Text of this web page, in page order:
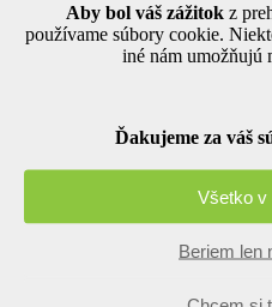
Aby bol váš zážitok z
používame súbory cookie.
iné nám umožňujú
Ďakujeme za váš
Všetko v
Beriem len
Kalibrátory teploty
Kalibrátory vlhkosti
Bezdrôtový validačný
Multifunkčné kalibrátory
Kalibračný software
Kalibračné služby
Validačný software
Validačné služby